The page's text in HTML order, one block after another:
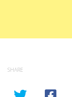
SHARE